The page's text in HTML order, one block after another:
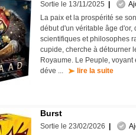
Sortie le 13/11/2025
La paix et la prospérité se
début d'un véritable âge
scientifiques et philosophes
cupide, cherche à détourner
Royaume. Le Peuple,
déve ...
lire la suite
Burst
Sortie le 23/02/2026